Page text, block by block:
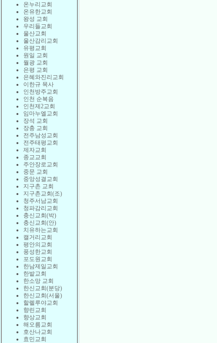
온누리교회
온유한교회
왕성 교회
우리들교회
울산교회
울산감리교회
유평교회
원일 교회
월광 교회
은평 교회
은혜와진리교회
이한규 목사
인천방주교회
인천 순복음
인천제2교회
임마누엘교회
장석 교회
장충 교회
전주남성교회
전주태평교회
제자교회
종교교회
주안장로교회
중문 교회
중앙성결교회
지구촌 교회
지구촌교회(조)
청주서남교회
청파감리교회
충신교회(박)
충신교회(안)
치유하는교회
캘거리교회
평안의교회
풍성한교회
포도원교회
한남제일교회
한밭교회
한소망 교회
한신교회(분당)
한신교회(서울)
할렐루야교회
향린교회
향상교회
해오름교회
호산나교회
효민교회